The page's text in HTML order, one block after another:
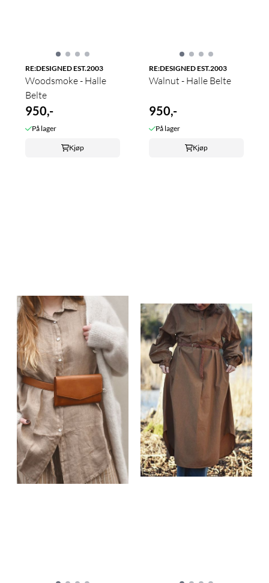
RE:DESIGNED EST.2003
Woodsmoke - Halle
Belte
950,-
På lager
Kjøp
RE:DESIGNED EST.2003
Walnut - Halle Belte
950,-
På lager
Kjøp